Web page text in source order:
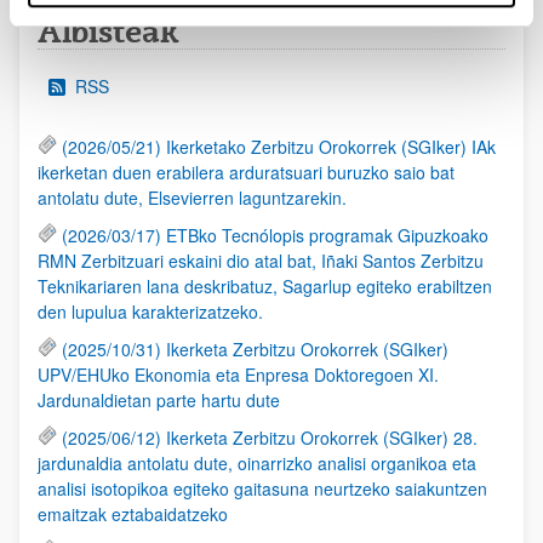
Albisteak
RSS
(2026/05/21) Ikerketako Zerbitzu Orokorrek (SGIker) IAk
ikerketan duen erabilera arduratsuari buruzko saio bat
antolatu dute, Elsevierren laguntzarekin.
(2026/03/17) ETBko Tecnólopis programak Gipuzkoako
RMN Zerbitzuari eskaini dio atal bat, Iñaki Santos Zerbitzu
Teknikariaren lana deskribatuz, Sagarlup egiteko erabiltzen
den lupulua karakterizatzeko.
(2025/10/31) Ikerketa Zerbitzu Orokorrek (SGIker)
UPV/EHUko Ekonomia eta Enpresa Doktoregoen XI.
Jardunaldietan parte hartu dute
(2025/06/12) Ikerketa Zerbitzu Orokorrek (SGIker) 28.
jardunaldia antolatu dute, oinarrizko analisi organikoa eta
analisi isotopikoa egiteko gaitasuna neurtzeko saiakuntzen
emaitzak eztabaidatzeko